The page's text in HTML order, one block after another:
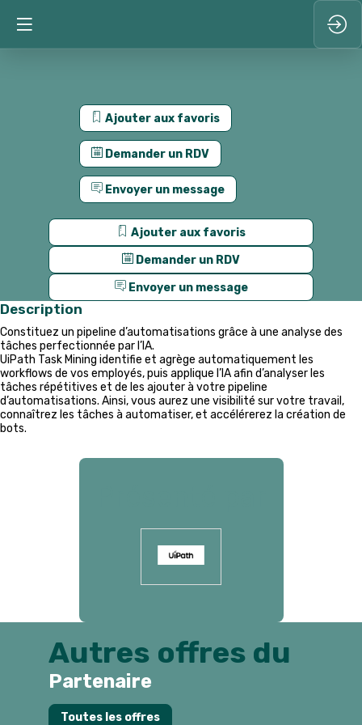
Ajouter aux favoris
Demander un RDV
Envoyer un message
Ajouter aux favoris
Demander un RDV
Envoyer un message
Description
Constituez un pipeline d’automatisations grâce à une analyse des
tâches perfectionnée par l’IA.
UiPath Task Mining identifie et agrège automatiquement les
workflows de vos employés, puis applique l’IA afin d’analyser les
tâches répétitives et de les ajouter à votre pipeline
d’automatisations. Ainsi, vous aurez une visibilité sur votre travail,
connaîtrez les tâches à automatiser, et accélérerez la création de
bots.
Autres offres du
Partenaire
Toutes les offres